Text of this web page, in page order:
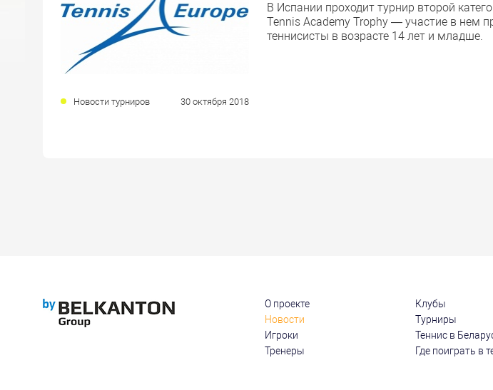
Новости турниров 30 октября 2018
В Испании проходит турнир второй
Tennis Academy Trophy — участие в нем
теннисисты в возрасте 14 лет и младше.
О проекте
Новости
Игроки
Тренеры
Клубы
Турниры
Теннис в
Где поиграть в